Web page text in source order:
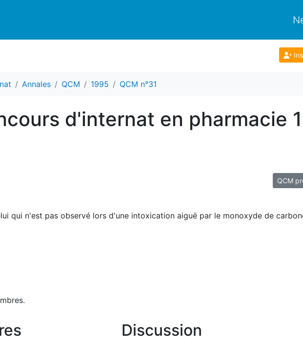
Annales QCM 1995 QCM n°31
d'internat en pharmacie
QCM
qui n'est pas observé lors d'une intoxication aiguë par le monoxyde de
Discussion